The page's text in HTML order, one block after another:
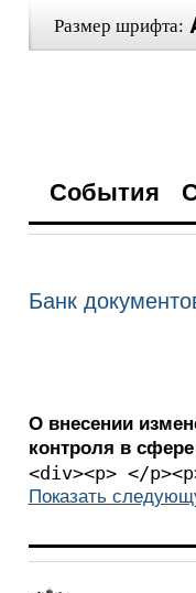
Размер шрифта:
События
Банк
О внесении
контроля в
Показать